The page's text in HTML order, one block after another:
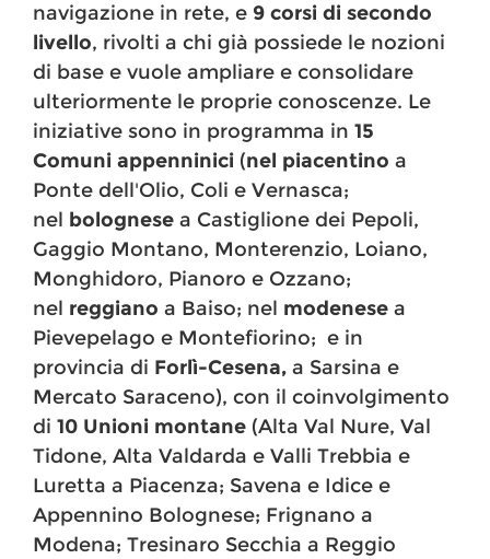
navigazione in rete, e 9 corsi di secondo
livello, rivolti a chi già possiede le nozioni
di base e vuole ampliare e consolidare
ulteriormente le proprie conoscenze. Le
iniziative sono in programma in 15
Comuni appenninici (nel piacentino a
Ponte dell'Olio, Coli e Vernasca;
nel bolognese a Castiglione dei Pepoli,
Gaggio Montano, Monterenzio, Loiano,
Monghidoro, Pianoro e Ozzano;
nel reggiano a Baiso; nel modenese a
Pievepelago e Montefiorino; e in
provincia di Forlì-Cesena, a Sarsina e
Mercato Saraceno), con il coinvolgimento
di 10 Unioni montane (Alta Val Nure, Val
Tidone, Alta Valdarda e Valli Trebbia e
Luretta a Piacenza; Savena e Idice e
Appennino Bolognese; Frignano a
Modena; Tresinaro Secchia a Reggio